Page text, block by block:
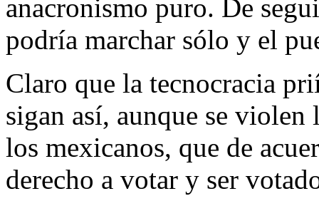
anacronismo puro. De
podría marchar sólo y el
Claro que la tecnocracia
sigan así, aunque se violen
los mexicanos, que de
derecho a votar y ser